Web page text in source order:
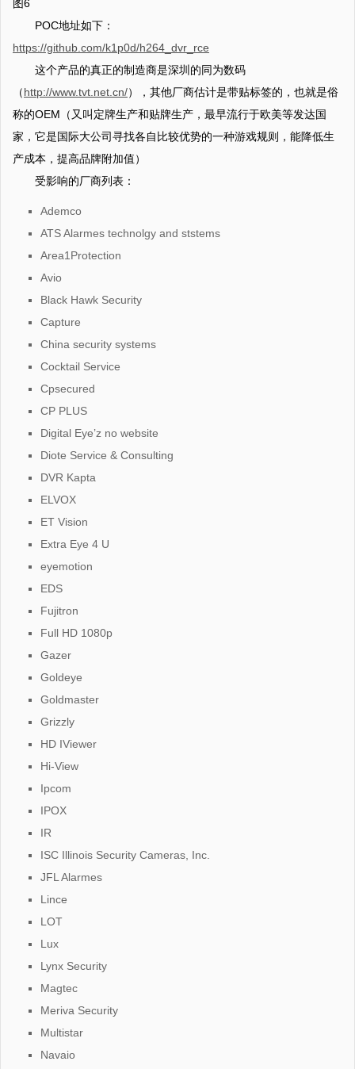
图6
POC地址如下：
https://github.com/k1p0d/h264_dvr_rce
这个产品的真正的制造商是深圳的同为数码
（http://www.tvt.net.cn/），其他厂商估计是带贴标签的，也就是俗
称的OEM（又叫定牌生产和贴牌生产，最早流行于欧美等发达国
家，它是国际大公司寻找各自比较优势的一种游戏规则，能降低生
产成本，提高品牌附加值）
受影响的厂商列表：
Ademco
ATS Alarmes technolgy and ststems
Area1Protection
Avio
Black Hawk Security
Capture
China security systems
Cocktail Service
Cpsecured
CP PLUS
Digital Eye’z no website
Diote Service & Consulting
DVR Kapta
ELVOX
ET Vision
Extra Eye 4 U
eyemotion
EDS
Fujitron
Full HD 1080p
Gazer
Goldeye
Goldmaster
Grizzly
HD IViewer
Hi-View
Ipcom
IPOX
IR
ISC Illinois Security Cameras, Inc.
JFL Alarmes
Lince
LOT
Lux
Lynx Security
Magtec
Meriva Security
Multistar
Navaio